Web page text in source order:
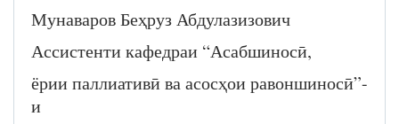
Мунаваров Беҳруз Абдулазизович
Ассистенти кафедраи “Асабшиносӣ,
ёрии паллиативӣ ва асосҳои равоншиносӣ”-
и